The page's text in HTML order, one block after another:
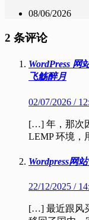
08/06/2026
2 条评论
WordPress
飞觞醉月
02/07/2026 /
[…] 年，那次
LEMP 环境，
Wordpress网
22/12/2025 /
[…] 最近跟风